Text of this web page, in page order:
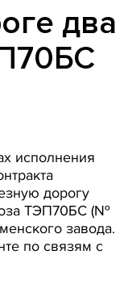
два
исполнения
дорогу
ТЭП70БС (№
завода.
по связям с